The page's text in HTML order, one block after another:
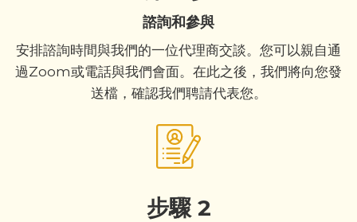
諮詢和參與
安排諮詢時間與我們的一位代理商交談。您可以親自通
過Zoom或電話與我們會面。在此之後，我們將向您發
送檔，確認我們聘請代表您。
步驟 2